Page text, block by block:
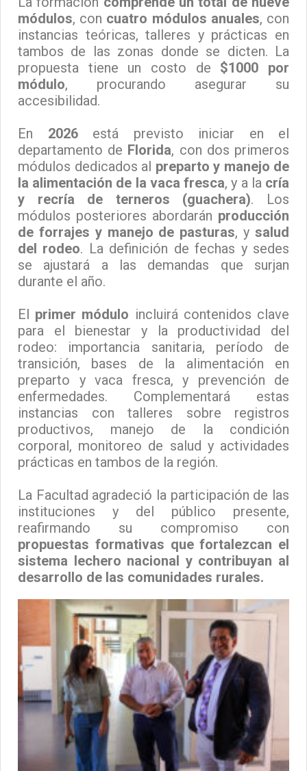
módulos, con cuatro módulos anuales, con
instancias teóricas, talleres y prácticas en
tambos de las zonas donde se dicten. La
propuesta tiene un costo de $1000 por
módulo, procurando asegurar su
accesibilidad.
En 2026está previsto iniciar en el
departamento de Florida, con dos primeros
módulos dedicados al preparto y manejo de
la alimentación de la vaca fresca, y a la cría
y recría de terneros (guachera). Los
módulos posteriores abordarán producción
de forrajes y manejo de pasturas, ysalud
del rodeo. La definición de fechas y sedes
se ajustará a las demandas que surjan
durante el año.
El primer módulo incluirá contenidos clave
para el bienestar y la productividad del
rodeo: importancia sanitaria, período de
transición, bases de la alimentación en
preparto y vaca fresca, y prevención de
enfermedades. Complementará estas
instancias con talleres sobre registros
productivos, manejo de la condición
corporal, monitoreo de salud y actividades
prácticas en tambos de la región.
La Facultad agradeció la participación de las
instituciones y del público presente,
reafirmando su compromiso con
propuestas formativas que fortalezcan el
sistema lechero nacional y contribuyan al
desarrollo de las comunidades rurales.